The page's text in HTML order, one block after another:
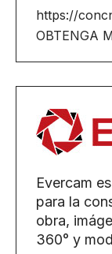
https://
OBTENGA
Evercam
para la
obra,
360° y